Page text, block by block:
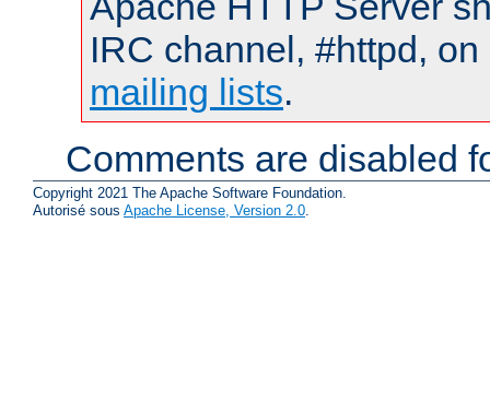
IRC channel, #httpd,
mailing lists.
Comments are disabled
Copyright 2021 The Apache Software Foundation.
Autorisé sous Apache License, Version 2.0.